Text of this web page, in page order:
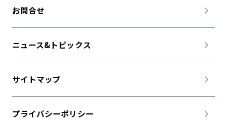
お問合せ
ニュース&トピックス
サイトマップ
プライバシーポリシー